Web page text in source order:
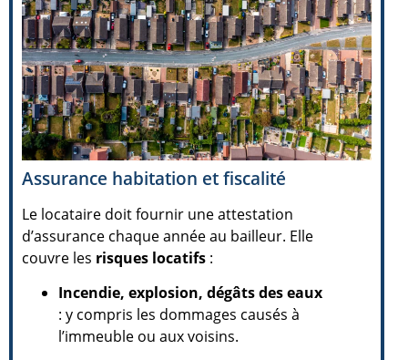
Assurance habitation et fiscalité
Le locataire doit fournir une attestation
d’assurance chaque année au bailleur. Elle
couvre les risques locatifs :
Incendie, explosion, dégâts des eaux
: y compris les dommages causés à
l’immeuble ou aux voisins.